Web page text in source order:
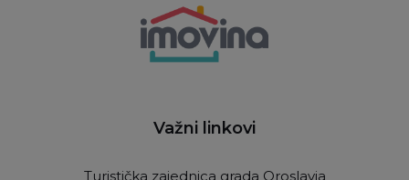
Važni linkovi
Turistička zajednica grada Oroslavja